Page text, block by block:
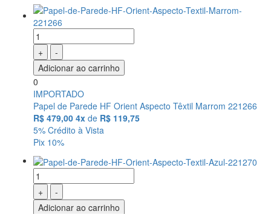
+
-
Adicionar ao carrinho
0
IMPORTADO
Papel de Parede HF Orient Aspecto Têxtil Marrom 221266
R$ 479,00 4x de R$ 119,75
5% Crédito à Vista
Pix 10%
+
-
Adicionar ao carrinho